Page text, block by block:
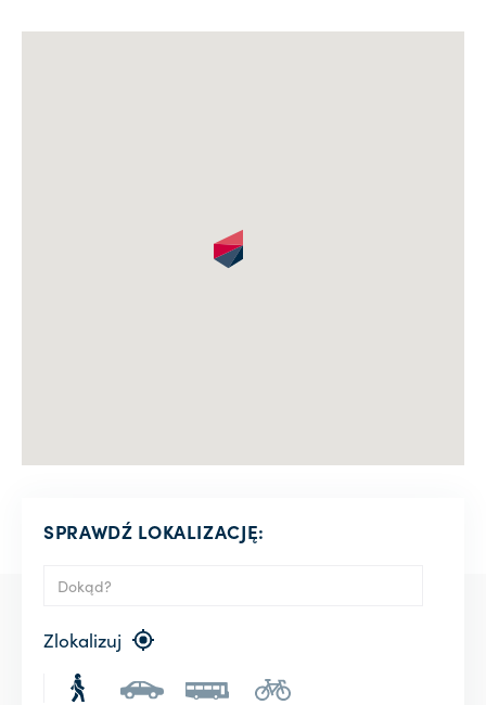
SPRAWDŹ LOKALIZACJĘ:
Zlokalizuj